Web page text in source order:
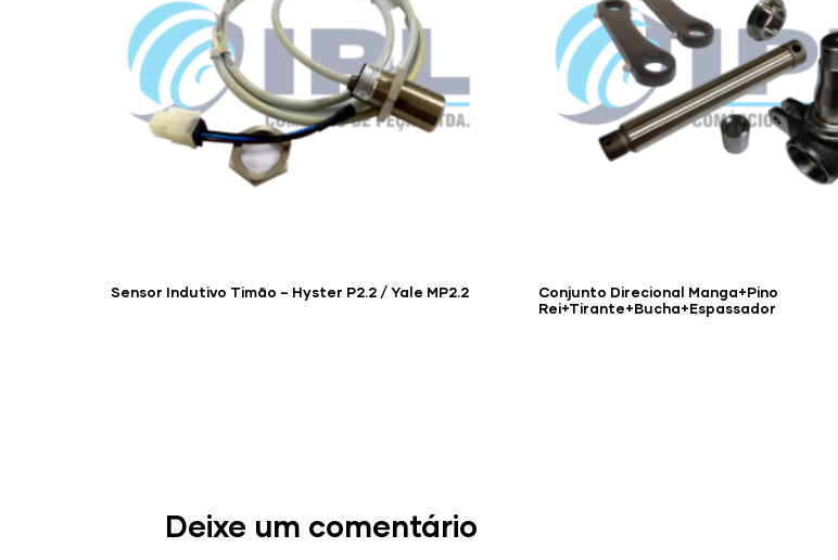
Sensor Indutivo Timão – Hyster P2.2 / Yale MP2.2
Conjunto Direcional Manga+Pino
Rei+Tirante+Bucha+Espassador
Deixe um comentário